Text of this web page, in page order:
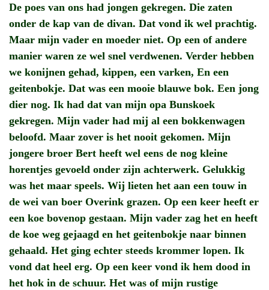
De poes van ons had jongen gekregen. Die zaten
onder de kap van de divan. Dat vond ik wel prachtig.
Maar mijn vader en moeder niet. Op een of andere
manier waren ze wel snel verdwenen. Verder hebben
we konijnen gehad, kippen, een varken, En een
geitenbokje. Dat was een mooie blauwe bok. Een jong
dier nog. Ik had dat van mijn opa Bunskoek
gekregen. Mijn vader had mij al een bokkenwagen
beloofd. Maar zover is het nooit gekomen. Mijn
jongere broer Bert heeft wel eens de nog kleine
horentjes gevoeld onder zijn achterwerk. Gelukkig
was het maar speels. Wij lieten het aan een touw in
de wei van boer Overink grazen. Op een keer heeft er
een koe bovenop gestaan. Mijn vader zag het en heeft
de koe weg gejaagd en het geitenbokje naar binnen
gehaald. Het ging echter steeds krommer lopen. Ik
vond dat heel erg. Op een keer vond ik hem dood in
het hok in de schuur. Het was of mijn rustige